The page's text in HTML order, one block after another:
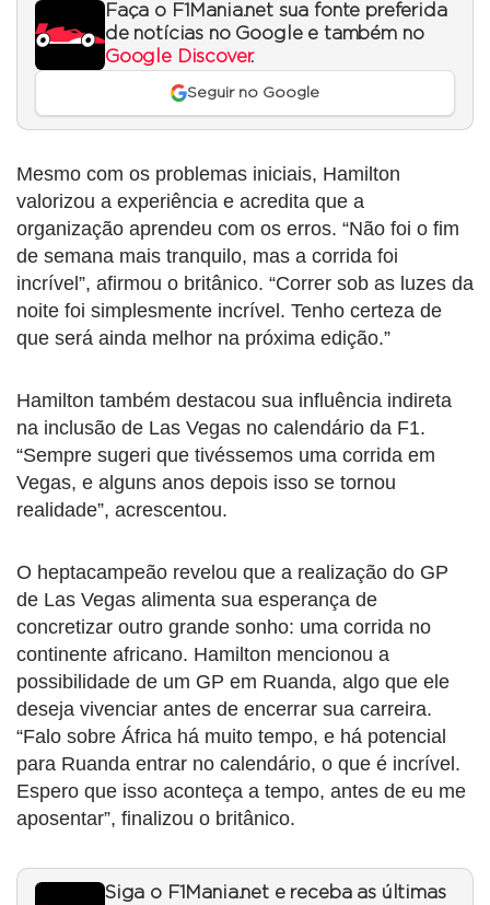
Faça o F1Mania.net sua fonte preferida
de notícias no Google e também no
Google Discover.
Seguir no Google
Mesmo com os problemas iniciais, Hamilton
valorizou a experiência e acredita que a
organização aprendeu com os erros. “Não foi o fim
de semana mais tranquilo, mas a corrida foi
incrível”, afirmou o britânico. “Correr sob as luzes da
noite foi simplesmente incrível. Tenho certeza de
que será ainda melhor na próxima edição.”
Hamilton também destacou sua influência indireta
na inclusão de Las Vegas no calendário da F1.
“Sempre sugeri que tivéssemos uma corrida em
Vegas, e alguns anos depois isso se tornou
realidade”, acrescentou.
O heptacampeão revelou que a realização do GP
de Las Vegas alimenta sua esperança de
concretizar outro grande sonho: uma corrida no
continente africano. Hamilton mencionou a
possibilidade de um GP em Ruanda, algo que ele
deseja vivenciar antes de encerrar sua carreira.
“Falo sobre África há muito tempo, e há potencial
para Ruanda entrar no calendário, o que é incrível.
Espero que isso aconteça a tempo, antes de eu me
aposentar”, finalizou o britânico.
Siga o F1Mania.net e receba as últimas